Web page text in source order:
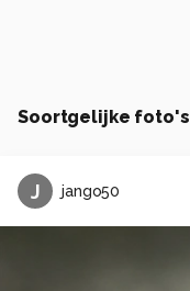
Soortgelijke foto's
J jango50